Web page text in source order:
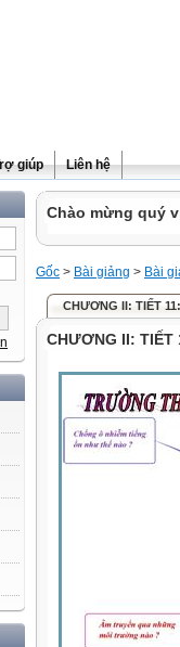
giúp Liên hệ
Chào mừng quý
Gốc > Bài giảng > Bài
CHƯƠNG II: TIẾT
CHƯƠNG II: TIẾT